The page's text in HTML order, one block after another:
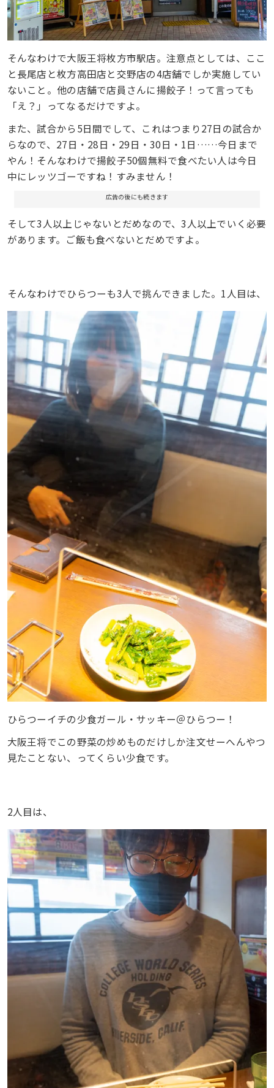
そんなわけで大阪王将枚方市駅店。注意点としては、ここ
と長尾店と枚方高田店と交野店の4店舗でしか実施してい
ないこと。他の店舗で店員さんに揚餃子！って言っても
「え？」ってなるだけですよ。
また、試合から5日間でして、これはつまり27日の試合か
らなので、27日・28日・29日・30日・1日……今日まで
やん！そんなわけで揚餃子50個無料で食べたい人は今日
中にレッツゴーですね！すみません！
広告の後にも続きます
そして3人以上じゃないとだめなので、3人以上でいく必要
があります。ご飯も食べないとだめですよ。
そんなわけでひらつーも3人で挑んできました。1人目は、
ひらつーイチの少食ガール・サッキー＠ひらつー！
大阪王将でこの野菜の炒めものだけしか注文せーへんやつ
見たことない、ってくらい少食です。
2人目は、